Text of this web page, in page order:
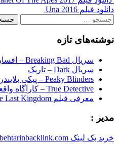
navigation
دانلود فیلم Una 2016
جستجو
نوشته‌های تازه
سریال Breaking Bad – افسار گسیخته
سریال Dark – تاریک
Peaky Blinders – پیکی بلایندرز
True Detective – کاراگاه واقعی
معرفی فیلم The Last Kingdom – آخرین پادشاهی
مدیر :
خرید بک لینک behtarinbacklink.com